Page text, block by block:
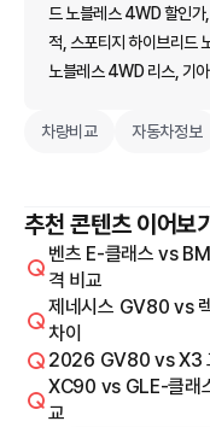
드 노블레스 4WD 할인
적, 스포티지 하이브리드
노블레스 4WD 리스, 기
차량비교 자동차정보
추천 콘텐츠 이어보기
벤츠 E-클래스 vs
격 비교
제네시스 GV80 vs
차이
2026 GV80 vs X3
XC90 vs GLE-클래
교